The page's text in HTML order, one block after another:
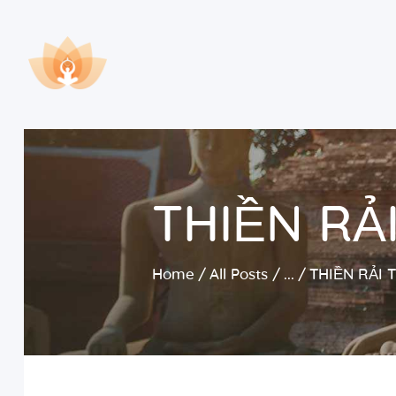
THIỀN
Home All Posts ... THIỀN RẢI